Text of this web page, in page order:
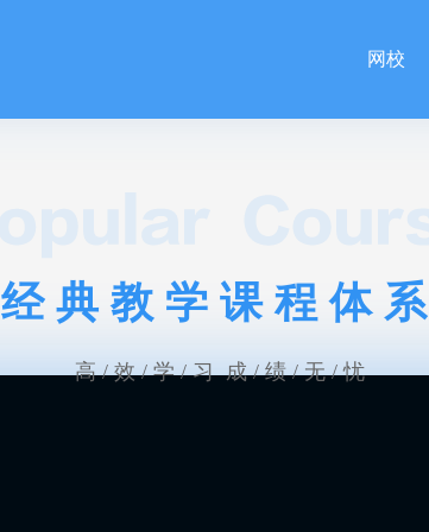
网校
经典教学课程体系
高 / 效 / 学 / 习 成 / 绩 / 无 / 忧